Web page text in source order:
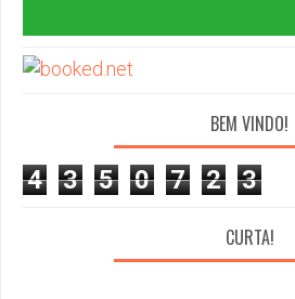
BEM VINDO!
4 3 5 0 7 2 3
CURTA!